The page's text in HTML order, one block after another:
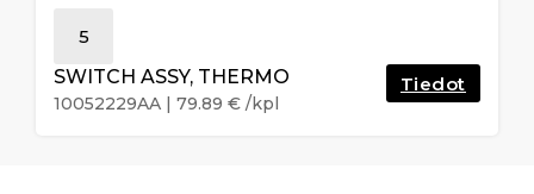
5
SWITCH ASSY, THERMO
10052229AA | 79.89 € /kpl
Tiedot